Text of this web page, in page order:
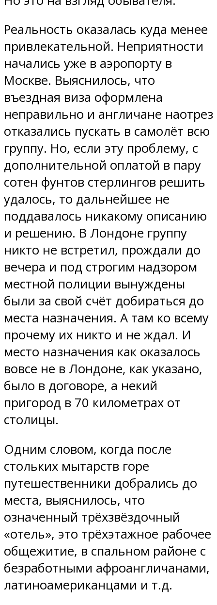
Реальность оказалась куда менее
привлекательной. Неприятности
начались уже в аэропорту в
Москве. Выяснилось, что
въездная виза оформлена
неправильно и англичане наотрез
отказались пускать в самолёт всю
группу. Но, если эту проблему, с
дополнительной оплатой в пару
сотен фунтов стерлингов решить
удалось, то дальнейшее не
поддавалось никакому описанию
и решению. В Лондоне группу
никто не встретил, прождали до
вечера и под строгим надзором
местной полиции вынуждены
были за свой счёт добираться до
места назначения. А там ко всему
прочему их никто и не ждал. И
место назначения как оказалось
вовсе не в Лондоне, как указано,
было в договоре, а некий
пригород в 70 километрах от
столицы.
Одним словом, когда после
стольких мытарств горе
путешественники добрались до
места, выяснилось, что
означенный трёхзвёздочный
«отель», это трёхэтажное рабочее
общежитие, в спальном районе с
безработными афроангличанами,
латиноамериканцами и т.д.